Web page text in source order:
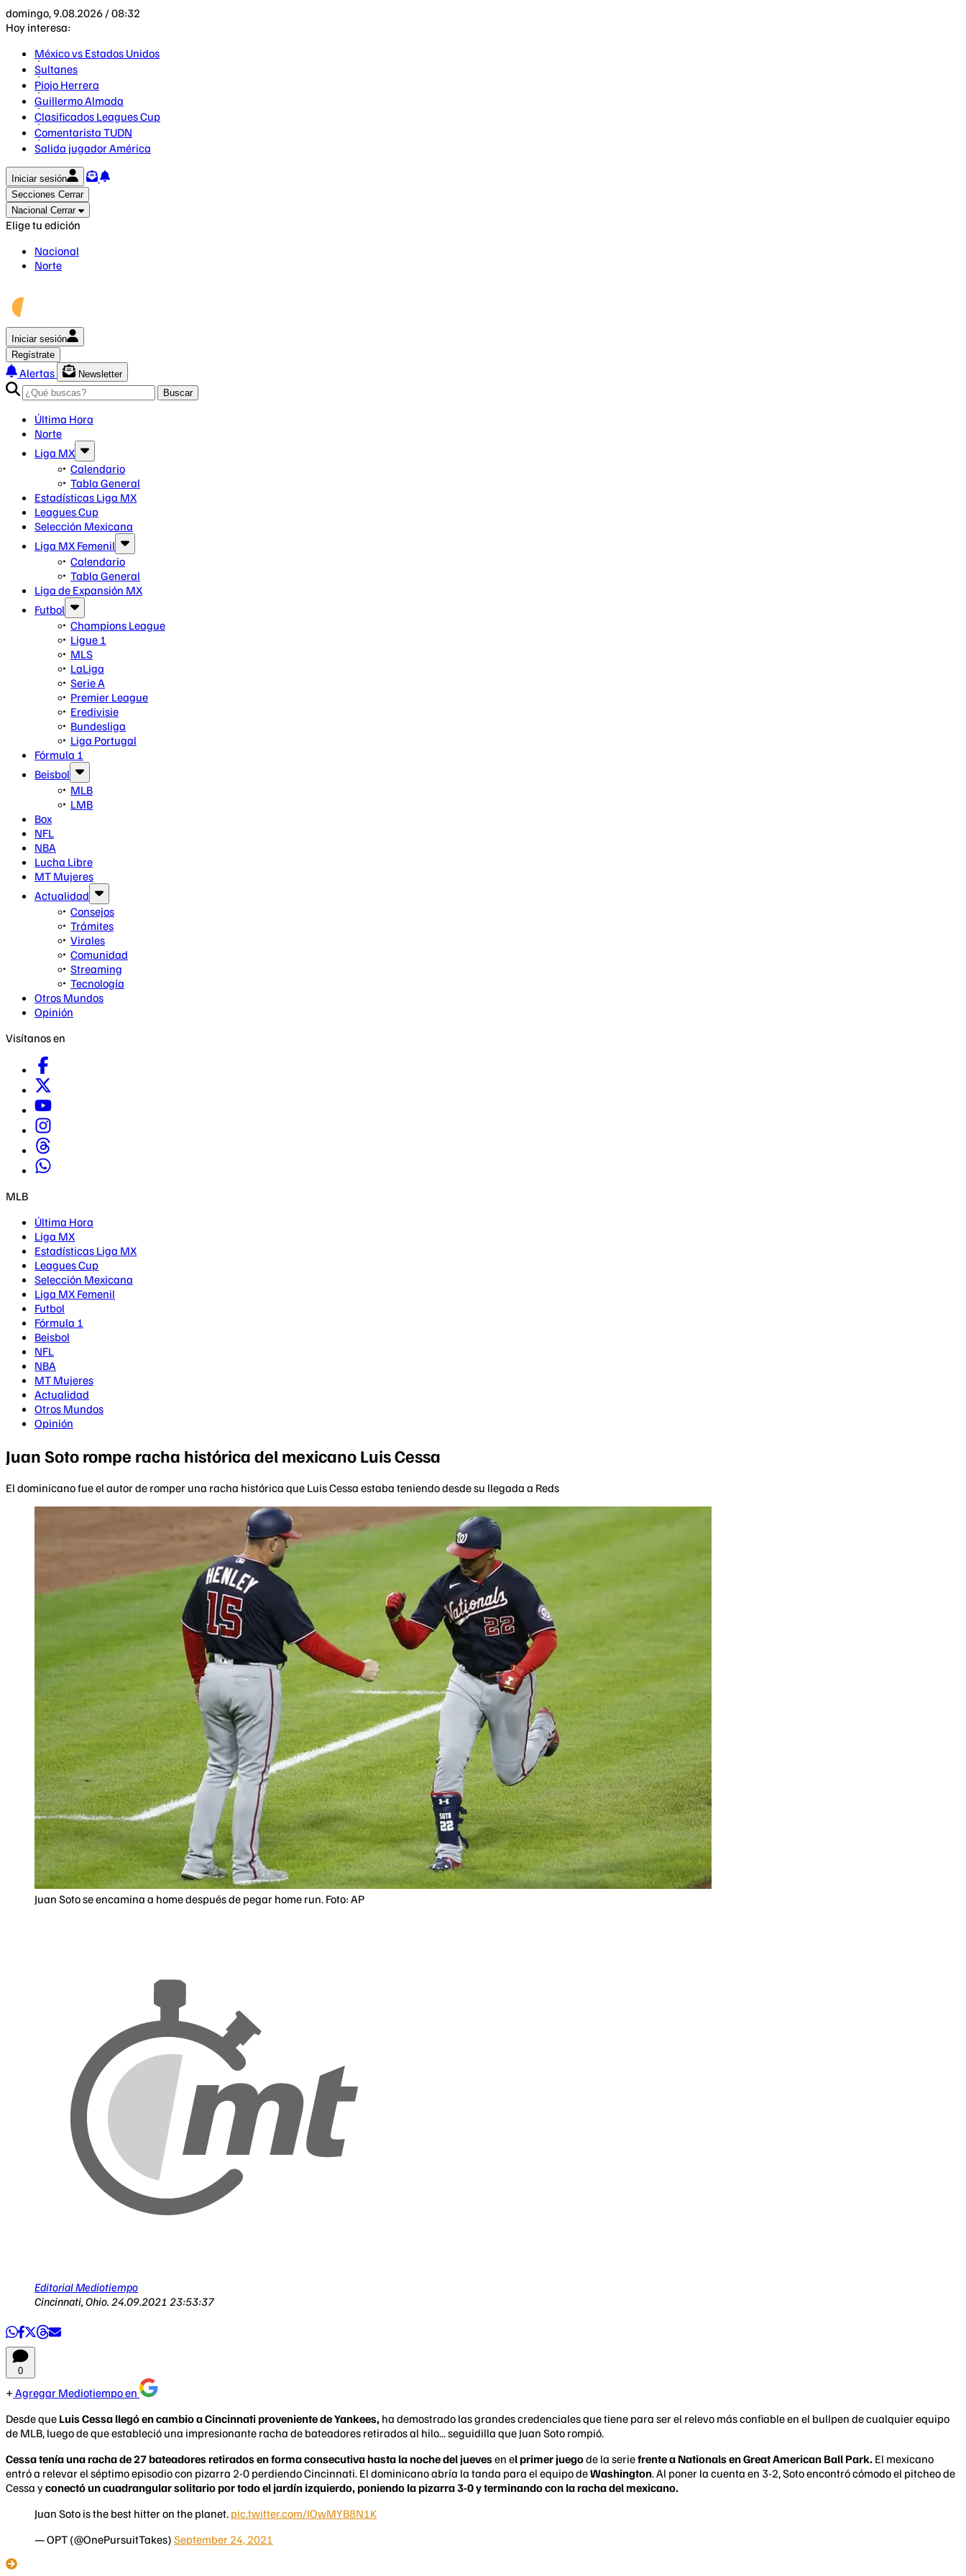
domingo, 9.08.2026 / 08:32
Hoy interesa:
México vs Estados Unidos
Sultanes
Piojo Herrera
Guillermo Almada
Clasificados Leagues Cup
Comentarista TUDN
Salida jugador América
Iniciar sesión
Secciones Cerrar
Nacional Cerrar
Elige tu edición
Nacional
Norte
Iniciar sesión
Regístrate
Alertas
Newsletter
Buscar
Última Hora
Norte
Liga MX
Calendario
Tabla General
Estadísticas Liga MX
Leagues Cup
Selección Mexicana
Liga MX Femenil
Calendario
Tabla General
Liga de Expansión MX
Futbol
Champions League
Ligue 1
MLS
LaLiga
Serie A
Premier League
Eredivisie
Bundesliga
Liga Portugal
Fórmula 1
Beisbol
MLB
LMB
Box
NFL
NBA
Lucha Libre
MT Mujeres
Actualidad
Consejos
Trámites
Virales
Comunidad
Streaming
Tecnología
Otros Mundos
Opinión
Visítanos en
MLB
Última Hora
Liga MX
Estadísticas Liga MX
Leagues Cup
Selección Mexicana
Liga MX Femenil
Futbol
Fórmula 1
Beisbol
NFL
NBA
MT Mujeres
Actualidad
Otros Mundos
Opinión
Juan Soto rompe racha histórica del mexicano Luis Cessa
El dominicano fue el autor de romper una racha histórica que Luis Cessa estaba teniendo desde su llegada a Reds
Juan Soto se encamina a home después de pegar home run. Foto: AP
Editorial Mediotiempo
Cincinnati, Ohio. 24.09.2021 23:53:37
0
Agregar Mediotiempo en
Desde que Luis Cessa llegó en cambio a Cincinnati proveniente de Yankees, ha demostrado las grandes credenciales que tiene para ser el relevo más confiable en el bullpen de cualquier equipo
de MLB, luego de que estableció una impresionante racha de bateadores retirados al hilo... seguidilla que Juan Soto rompió.
Cessa tenía una racha de 27 bateadores retirados en forma consecutiva hasta la noche del juevesen el primer juegode la seriefrente a Nationals en Great American Ball Park. El mexicano
entró a relevar el séptimo episodio con pizarra 2-0 perdiendo Cincinnati. El dominicano abría la tanda para el equipo deWashington. Al poner la cuenta en 3-2, Soto encontró cómodo el pitcheo de
Cessa yconectó un cuadrangular solitario por todo el jardín izquierdo, poniendo la pizarra 3-0 y terminando con la racha del mexicano.
Juan Soto is the best hitter on the planet. pic.twitter.com/IOwMYB8N1K
— OPT (@OnePursuitTakes) September 24, 2021